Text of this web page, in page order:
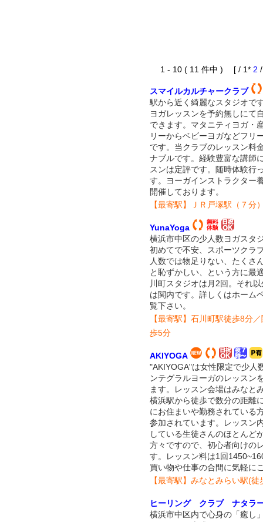
1 - 10 ( 11 件中 ) [ / 1* 2
スマイルカルチャークラブ
駅から近く綺麗なスタジオで
ヨガレッスンを予約無しにて
できます。マタニティヨガ・
リーからベビーヨガなどフリ
です。当クラブのレッスン料
ナブルです。経験豊富な講師
スンは定評です。随時体験行
す。ヨーガインストラクター
開催しております。
【最寄駅】ＪＲ戸塚駅（７分
YunaYoga
横浜市中区の少人数ヨガスタ
初めてで不安、スポーツクラ
人数では物足りない、たくさ
と恥ずかしい、という方に最
川町スタジオは月2回。それ
は関内です。詳しくはホーム
覧下さい。
【最寄駅】石川町駅徒歩8分
歩5分
AKIYOGA
"AKIYOGA"は女性限定で少人
ンテグラルヨーガのレッスン
ます。レッスン会場はみなと
横浜駅から徒歩で数分の距離
にお住まいや勤務されている
参加されています。レッスン
している生徒さんのほとんど
方々ですので、初心者向けの
す。レッスン料は1回
買い物や仕事の合間に気軽に
【最寄駅】みなとみらい駅(
ヒーリング クラブ ナタラ
横浜市中区内で心身の「癒し